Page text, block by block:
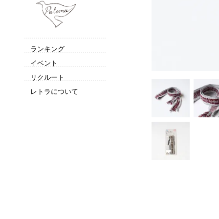
ランキング
イベント
リクルート
レトラについて